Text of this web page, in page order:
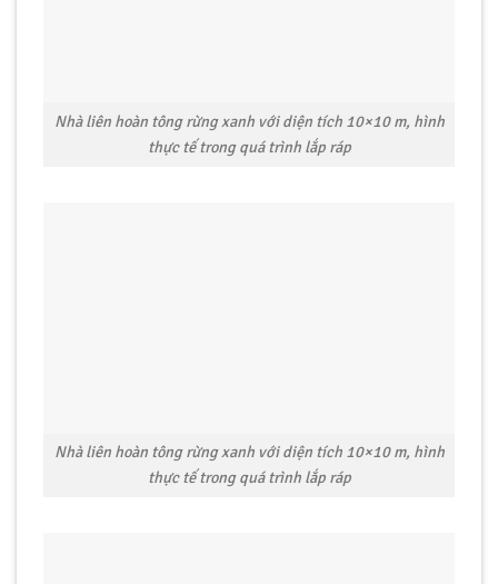
Nhà liên hoàn tông rừng xanh với diện tích 10×10 m, hình
thực tế trong quá trình lắp ráp
Nhà liên hoàn tông rừng xanh với diện tích 10×10 m, hình
thực tế trong quá trình lắp ráp